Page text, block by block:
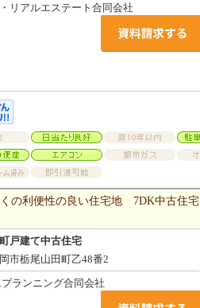
リアルエステート合同会社
の利便性の良い住宅地 7DK中古住宅
戸建て中古住宅
市栃尾山田町乙48番2
プランニング合同会社